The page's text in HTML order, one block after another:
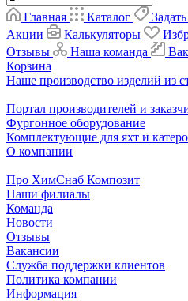
Главная Каталог
Акции
Калькуляторы
Отзывы
Наша команда
Корзина
Наше производство изделий из
Портал производителей и
Фургонное оборудование
Комплектующие для яхт и
О компании
Про ХимСнаб Композит
Наши филиалы
Команда
Новости
Отзывы
Вакансии
Служба поддержки клиентов
Политика компании
Информация